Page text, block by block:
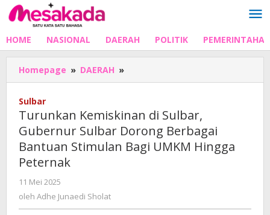
Lewati
ke
HOME NASIONAL DAERAH POLITIK
Homepage » DAERAH »
Kemiskinan
Gubernur
Sulbar
Dorong
Berbagai
UMKM
Sulbar
Turunkan Kemiskinan di Sulbar,
Gubernur Sulbar Dorong Berbagai
Bantuan Stimulan Bagi UMKM Hingga
Peternak
11 Mei 2025
Adhe
oleh Adhe Junaedi Sholat